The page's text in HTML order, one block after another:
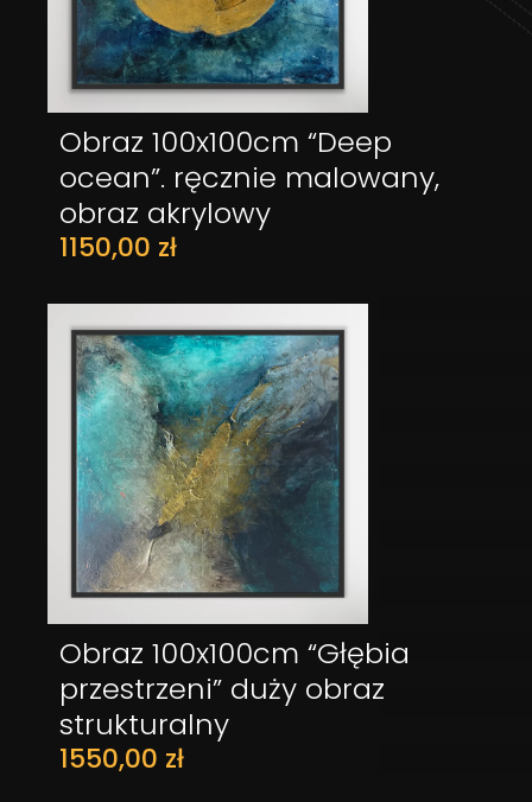
Obraz 100x100cm “Deep
ocean”. ręcznie malowany,
obraz akrylowy
1150,00 zł
DODAJ DO KOSZYKA
Obraz 100x100cm “Głębia
przestrzeni” duży obraz
strukturalny
1550,00 zł
DODAJ DO KOSZYKA